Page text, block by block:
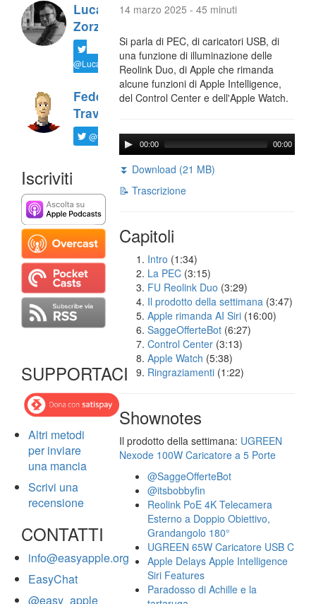
Luca
Zorzi
@LucaTNT
Federico
Travaini
@ftrava
Iscriviti
SUPPORTACI
Altri metodi
per inviare
una mancia
Scrivi una
recensione
CONTATTI
info@easyapple.org
EasyChat
@easy_apple
14 marzo 2025 - 45 minuti
Si parla di PEC, di caricatori USB, di
una funzione di illuminazione delle
Reolink Duo, di Apple che rimanda
alcune funzioni di Apple Intelligence,
del Control Center e dell'Apple Watch.
00:00 00:00
⏬ Download (21 MB)
📝 Trascrizione
Capitoli
Intro (1:34)
La PEC (3:15)
FU Reolink Duo (3:29)
Il prodotto della settimana (3:47)
Apple rimanda AI Siri (16:00)
SaggeOfferteBot (6:27)
Control Center (3:13)
Apple Watch (5:38)
Ringraziamenti (1:22)
Shownotes
Il prodotto della settimana: UGREEN
Nexode 100W Caricatore a 5 Porte
@SaggeOfferteBot
@itsbobbyfin
Reolink PoE 4K Telecamera
Esterno a Doppio Obiettivo,
Grandangolo 180°
UGREEN 65W Caricatore USB C
Apple Delays Apple Intelligence
Siri Features
Paradosso di Achille e la